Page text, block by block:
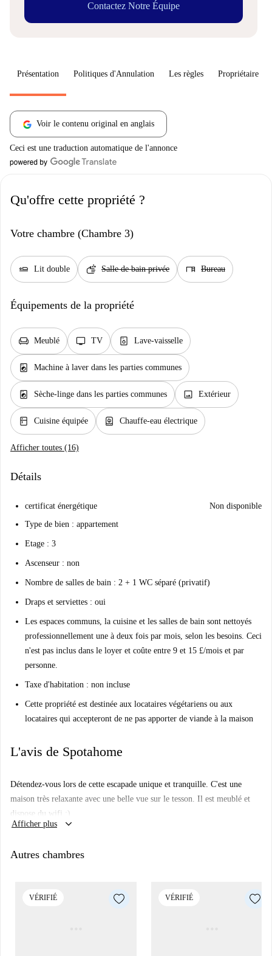
Contactez Notre Équipe
Présentation Politiques d'Annulation Les règles Propriétaire
Voir le contenu original en anglais
Ceci est une traduction automatique de l'annonce
Qu'offre cette propriété ?
Votre chambre (Chambre 3)
airline_seat_flat Lit double soap Salle de bain privée desk Bureau
Équipements de la propriété
chair Meublé tv TV dishwasher_gen Lave-vaisselle
local_laundry_service Machine à laver dans les parties communes
local_laundry_service Sèche-linge dans les parties communes image Extérieur
kitchen Cuisine équipée water_heater Chauffe-eau électrique
Afficher toutes (16)
Détails
certificat énergétique
Non disponible
Type de bien : appartement
Etage : 3
Ascenseur : non
Nombre de salles de bain : 2 + 1 WC séparé (privatif)
Draps et serviettes : oui
Les espaces communs, la cuisine et les salles de bain sont nettoyés
professionnellement une à deux fois par mois, selon les besoins. Ceci
n'est pas inclus dans le loyer et coûte entre 9 et 15 £/mois et par
personne.
Taxe d'habitation : non incluse
Cette propriété est destinée aux locataires végétariens ou aux
locataires qui accepteront de ne pas apporter de viande à la maison
L'avis de Spotahome
Détendez-vous lors de cette escapade unique et tranquille. C'est une
maison très relaxante avec une belle vue sur le tesson. Il est meublé et
dispose du wifi :)
vaisselle et plus encore. La laveuse-sécheuse est située dans un débarras.
À quelques pas du London Bridge (métro, trains, etc.) et de la Borough
Afficher plus keyboard_arrow_down
Autres chambres
VÉRIFIÉ VÉRIFIÉ